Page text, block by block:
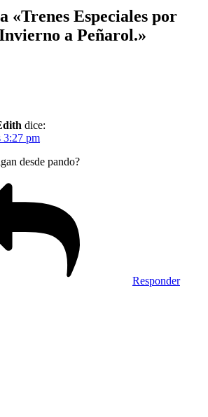
«Trenes Especiales por
a Peñarol.»
dice:
3:27 pm
desde pando?
Responder